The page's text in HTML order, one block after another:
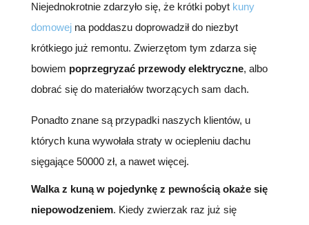
Niejednokrotnie zdarzyło się, że krótki pobyt kuny
domowejna poddaszu doprowadził do niezbyt
krótkiego już remontu. Zwierzętom tym zdarza się
bowiem poprzegryzać przewody elektryczne, albo
dobrać się do materiałów tworzących sam dach.
Ponadto znane są przypadki naszych klientów, u
których kuna wywołała straty w ociepleniu dachu
sięgające 50000 zł, a nawet więcej.
Walka z kuną w pojedynkę z pewnością okaże się
niepowodzeniem. Kiedy zwierzak raz już się